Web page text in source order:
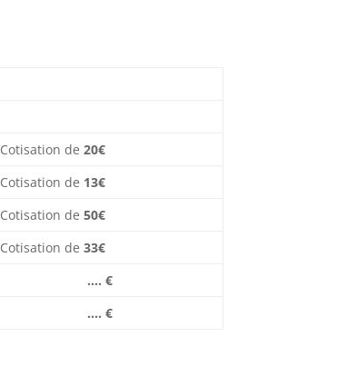
Cotisation de20€
Cotisation de 13€
Cotisation de50€
Cotisation de33€
…. €
…. €